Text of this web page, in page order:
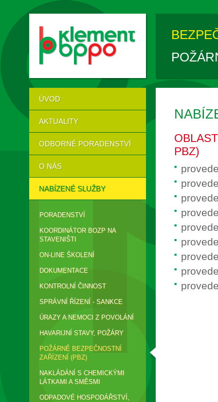
ÚVOD
AKTUALITY
ODBORNÉ PORADENSTVÍ
O NÁS
NABÍZENÉ SLUŽBY
PORADENSTVÍ
KOORDINÁTOR BOZP NA
STAVENIŠTI
ON-LINE ŠKOLENÍ
DOKUMENTACE
KONTROLNÍ ČINNOST
SPRÁVNÍ ŘÍZENÍ - SANKCE
ÚRAZY A NEMOCI Z POVOLÁNÍ
HAVARIJNÍ STAVY, POŽÁRY
POŽÁRNĚ BEZPEČNOSTNÍ
ZAŘÍZENÍ (PBZ)
NAKLÁDÁNÍ S CHEMICKÝMI
LÁTKAMI A SMĚSMI
ODPADOVÉ HOSPODÁŘSTVÍ,
PBZ)